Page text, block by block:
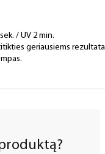
/ UV 2 min.
geriausiems